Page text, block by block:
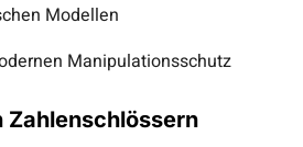
Modellen
Manipulationsschutz
Zahlenschlössern